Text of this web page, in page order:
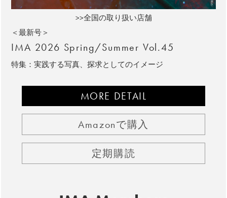
>>全国の取り扱い店舗
＜最新号＞
IMA 2026 Spring/Summer Vol.45
特集：実践する写真、探求としてのイメージ
MORE DETAIL
Amazonで購入
定期購読